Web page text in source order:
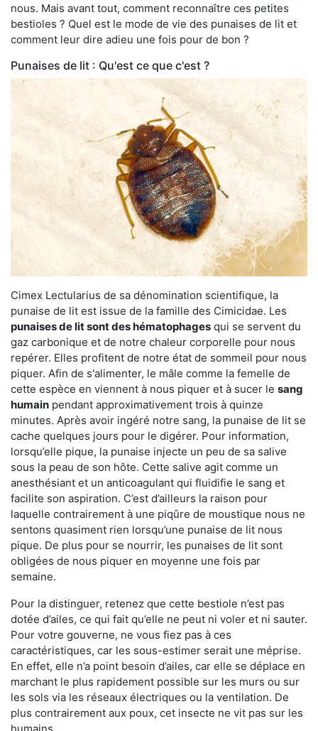
nous. Mais avant tout, comment reconnaître ces petites
bestioles ? Quel est le mode de vie des punaises de lit et
comment leur dire adieu une fois pour de bon ?
Punaises de lit : Qu'est ce que c'est ?
Cimex Lectularius de sa dénomination scientifique, la
punaise de lit est issue de la famille des Cimicidae. Les
punaises de lit sont des hématophages qui se servent du
gaz carbonique et de notre chaleur corporelle pour nous
repérer. Elles profitent de notre état de sommeil pour nous
piquer. Afin de s'alimenter, le mâle comme la femelle de
cette espèce en viennent à nous piquer et à sucer le sang
humain pendant approximativement trois à quinze
minutes. Après avoir ingéré notre sang, la punaise de lit se
cache quelques jours pour le digérer. Pour information,
lorsqu’elle pique, la punaise injecte un peu de sa salive
sous la peau de son hôte. Cette salive agit comme un
anesthésiant et un anticoagulant qui fluidifie le sang et
facilite son aspiration. C’est d’ailleurs la raison pour
laquelle contrairement à une piqûre de moustique nous ne
sentons quasiment rien lorsqu’une punaise de lit nous
pique. De plus pour se nourrir, les punaises de lit sont
obligées de nous piquer en moyenne une fois par
semaine.
Pour la distinguer, retenez que cette bestiole n’est pas
dotée d’ailes, ce qui fait qu’elle ne peut ni voler et ni sauter.
Pour votre gouverne, ne vous fiez pas à ces
caractéristiques, car les sous-estimer serait une méprise.
En effet, elle n’a point besoin d’ailes, car elle se déplace en
marchant le plus rapidement possible sur les murs ou sur
les sols via les réseaux électriques ou la ventilation. De
plus contrairement aux poux, cet insecte ne vit pas sur les
humains.